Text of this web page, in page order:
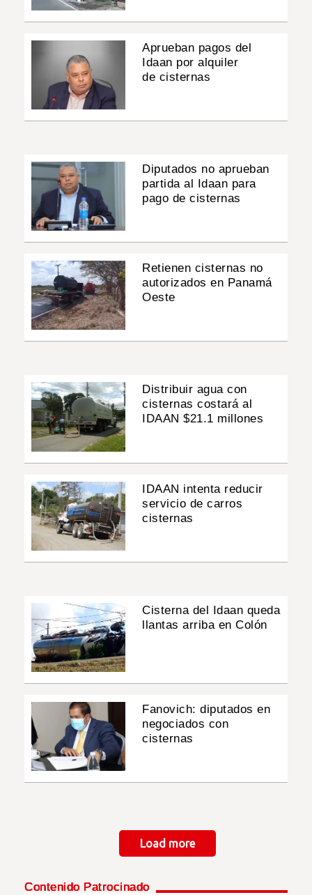
Aprueban pagos del
Idaan por alquiler
de cisternas
Diputados no aprueban
partida al Idaan para
pago de cisternas
Retienen cisternas no
autorizados en Panamá
Oeste
Distribuir agua con
cisternas costará al
IDAAN $21.1 millones
IDAAN intenta reducir
servicio de carros
cisternas
Cisterna del Idaan queda
llantas arriba en Colón
Fanovich: diputados en
negociados con
cisternas
Load more
Contenido Patrocinado